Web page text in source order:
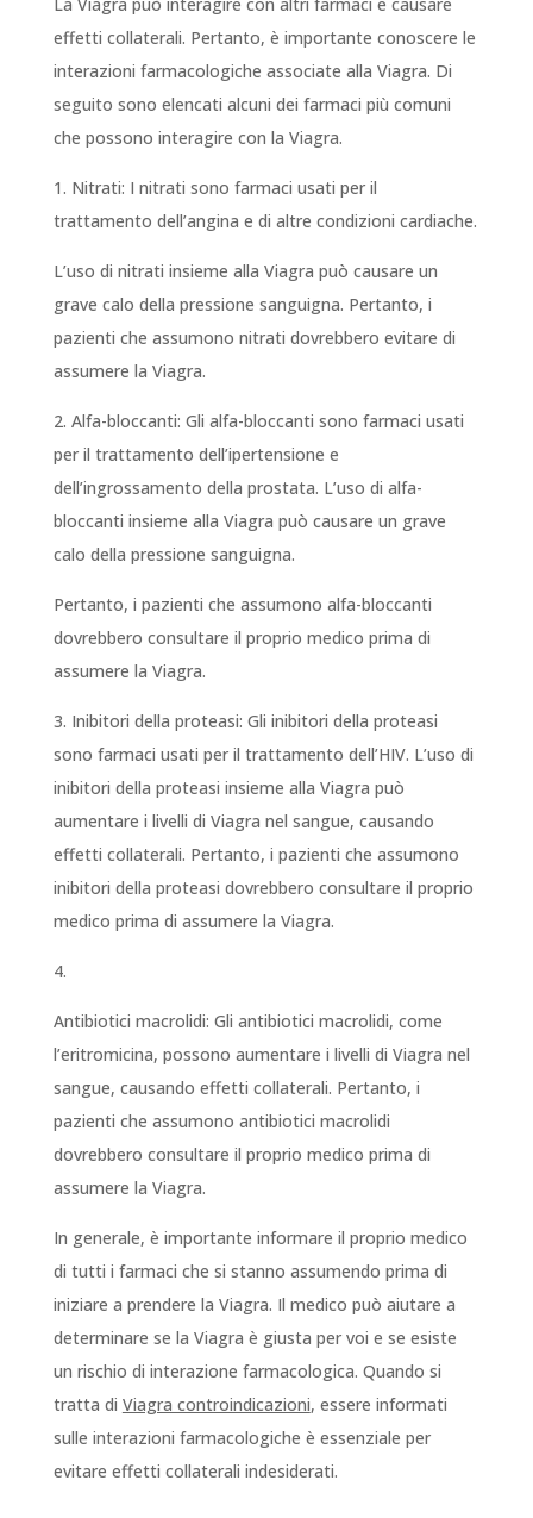
La Viagra può interagire con altri farmaci e causare
effetti collaterali. Pertanto, è importante conoscere le
interazioni farmacologiche associate alla Viagra. Di
seguito sono elencati alcuni dei farmaci più comuni
che possono interagire con la Viagra.
1. Nitrati: I nitrati sono farmaci usati per il
trattamento dell’angina e di altre condizioni cardiache.
L’uso di nitrati insieme alla Viagra può causare un
grave calo della pressione sanguigna. Pertanto, i
pazienti che assumono nitrati dovrebbero evitare di
assumere la Viagra.
2. Alfa-bloccanti: Gli alfa-bloccanti sono farmaci usati
per il trattamento dell’ipertensione e
dell’ingrossamento della prostata. L’uso di alfa-
bloccanti insieme alla Viagra può causare un grave
calo della pressione sanguigna.
Pertanto, i pazienti che assumono alfa-bloccanti
dovrebbero consultare il proprio medico prima di
assumere la Viagra.
3. Inibitori della proteasi: Gli inibitori della proteasi
sono farmaci usati per il trattamento dell’HIV. L’uso di
inibitori della proteasi insieme alla Viagra può
aumentare i livelli di Viagra nel sangue, causando
effetti collaterali. Pertanto, i pazienti che assumono
inibitori della proteasi dovrebbero consultare il proprio
medico prima di assumere la Viagra.
4.
Antibiotici macrolidi: Gli antibiotici macrolidi, come
l’eritromicina, possono aumentare i livelli di Viagra nel
sangue, causando effetti collaterali. Pertanto, i
pazienti che assumono antibiotici macrolidi
dovrebbero consultare il proprio medico prima di
assumere la Viagra.
In generale, è importante informare il proprio medico
di tutti i farmaci che si stanno assumendo prima di
iniziare a prendere la Viagra. Il medico può aiutare a
determinare se la Viagra è giusta per voi e se esiste
un rischio di interazione farmacologica. Quando si
tratta di Viagra controindicazioni, essere informati
sulle interazioni farmacologiche è essenziale per
evitare effetti collaterali indesiderati.